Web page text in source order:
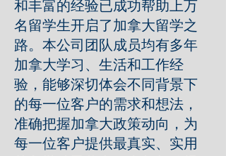
和丰富的经验已成功帮助上万
名留学生开启了加拿大留学之
路。本公司团队成员均有多年
加拿大学习、生活和工作经
验，能够深切体会不同背景下
的每一位客户的需求和想法，
准确把握加拿大政策动向，为
每一位客户提供最真实、实用